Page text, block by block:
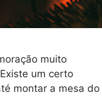
muito
um certo
montar a mesa do